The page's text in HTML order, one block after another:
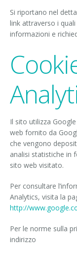
Si riportano nel
link attraverso i
informazioni e
Il sito utilizza
web fornito da
che vengono
analisi statistiche in
sito web visitato.
Per consultare
Analytics, visita la
http://
Per le norme sulla
indirizzo